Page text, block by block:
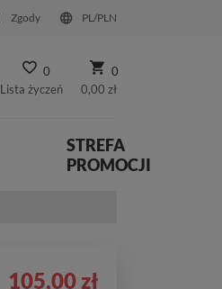
Zgody PL/PLN
0
Lista życzeń
0
0,00 zł
STREFA
PROMOCJI
105,00 zł